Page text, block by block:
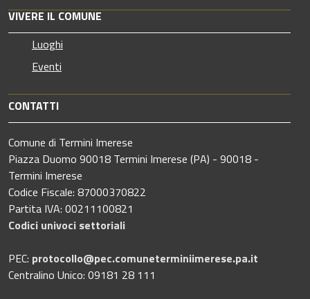
VIVERE IL COMUNE
Luoghi
Eventi
CONTATTI
Comune di Termini Imerese
Piazza Duomo 90018 Termini Imerese (PA) - 90018 -
Termini Imerese
Codice Fiscale: 87000370822
Partita IVA: 00211100821
Codici univoci settoriali
PEC: protocollo@pec.comuneterminiimerese.pa.it
Centralino Unico: 09181 28 111